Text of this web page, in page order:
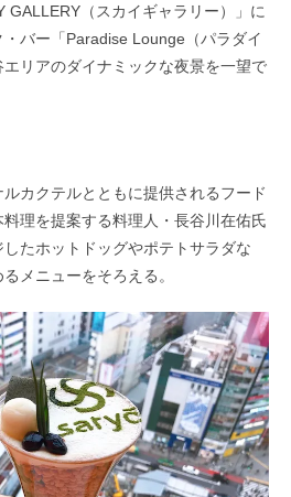
GALLERY（スカイギャラリー）」に
バー「Paradise Lounge（パラダイ
リアのダイナミックな夜景を一望で
カクテルとともに提供されるフード
理を提案する料理人・長谷川在佑氏
たホットドッグやポテトサラダな
メニューをそろえる。